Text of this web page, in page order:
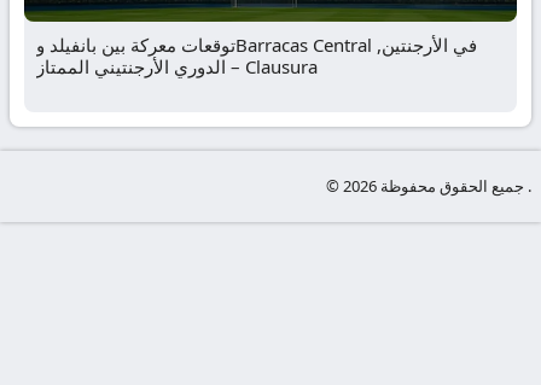
توقعات معركة بين بانفيلد وBarracas Central في الأرجنتين,
الدوري الأرجنتيني الممتاز – Clausura
© جميع الحقوق محفوظة 2026 .